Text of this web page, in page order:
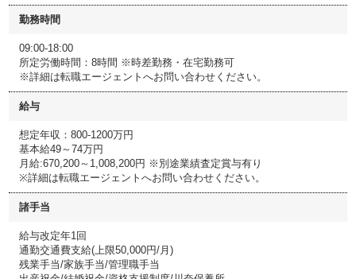
勤務時間
09:00-18:00
所定労働時間：8時間 ※時差勤務・在宅勤務可
※詳細は転職エージェントへお問い合わせください。
給与
想定年収：800-1200万円
基本給49～74万円
月給:670,200～1,008,200円 ※別途業績査定賞与有り
※詳細は転職エージェントへお問い合わせください。
諸手当
給与改定年1回
通勤交通費支給(上限50,000円/月)
残業手当/家族手当/管理職手当